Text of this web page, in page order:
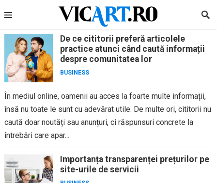
to
De ce cititorii preferă articolele
practice atunci când caută informații
despre comunitatea lor
BUSINESS
În mediul online, oamenii au acces la foarte multe informații,
însă nu toate le sunt cu adevărat utile. De multe ori, cititorii nu
caută doar noutăți sau anunțuri, ci răspunsuri concrete la
întrebări care apar...
Importanța transparenței prețurilor pe
site-urile de servicii